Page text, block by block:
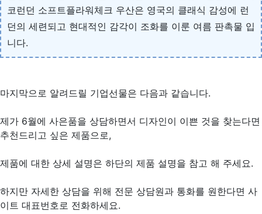
코런던 소프트플라워체크 우산은 영국의 클래식 감성에 런
던의 세련되고 현대적인 감각이 조화를 이룬 여름 판촉물 입
니다.
마지막으로 알려드릴 기업선물은 다음과 같습니다.
제가 6월에 사은품을 상담하면서 디자인이 이쁜 것을 찾는다면
추천드리고 싶은 제품으로,
제품에 대한 상세 설명은 하단의 제품 설명을 참고 해 주세요.
하지만 자세한 상담을 위해 전문 상담원과 통화를 원한다면 사
이트 대표번호로 전화하세요.